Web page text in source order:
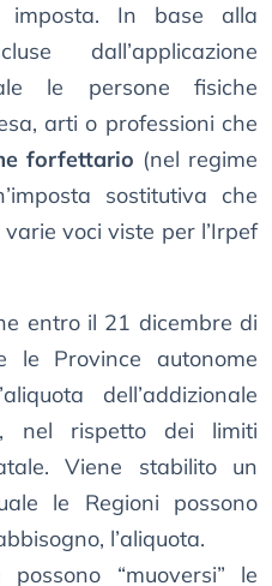
In base alla
dall’applicazione
le persone fisiche
arti o professioni che
forfettario (nel regime
sostitutiva che
voci viste per l’Irpef
entro il 21 dicembre di
Province autonome
dell’addizionale
nel rispetto dei limiti
Viene stabilito un
le Regioni possono
l’aliquota.
“muoversi” le